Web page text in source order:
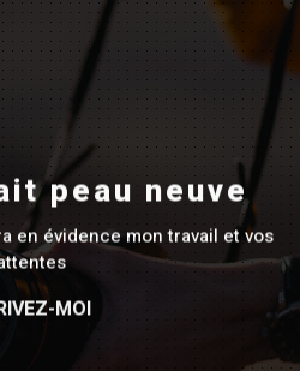
peau neuve
en évidence mon travail et vos
MOI